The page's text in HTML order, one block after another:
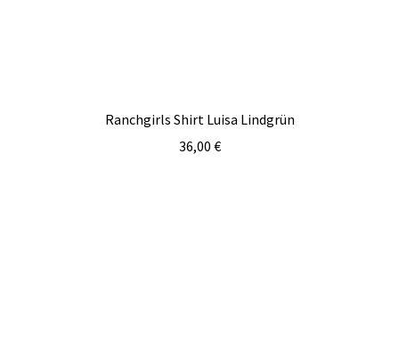
Ranchgirls Shirt Luisa Lindgrün
36,00 €